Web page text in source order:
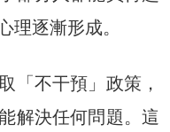
理逐漸形成。
「不干預」政策，
解決任何問題。這